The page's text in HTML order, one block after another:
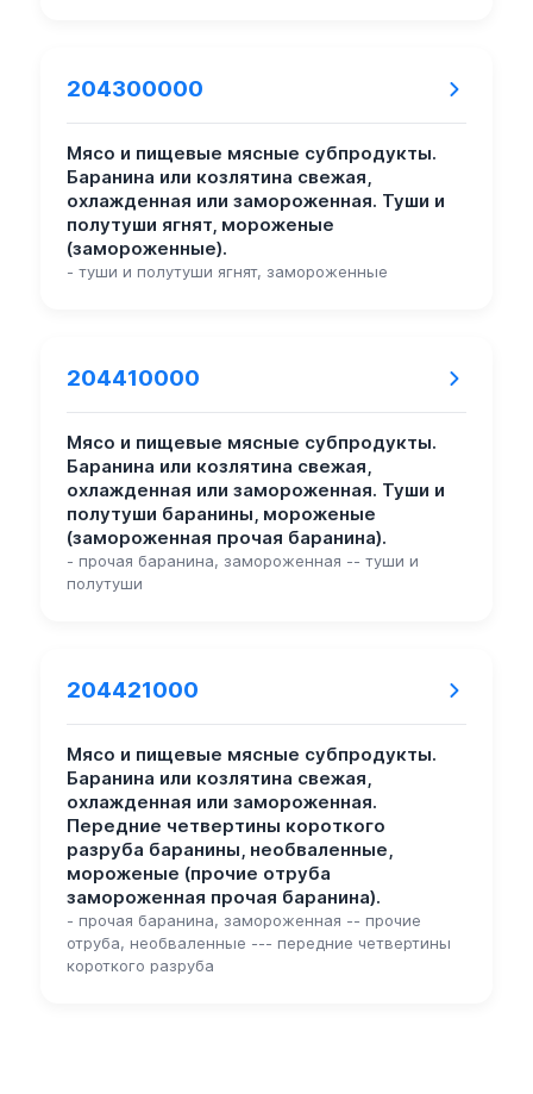
204300000
Мясо и пищевые мясные субпродукты.
Баранина или козлятина свежая,
охлажденная или замороженная. Туши и
полутуши ягнят, мороженые
(замороженные).
- туши и полутуши ягнят, замороженные
204410000
Мясо и пищевые мясные субпродукты.
Баранина или козлятина свежая,
охлажденная или замороженная. Туши и
полутуши баранины, мороженые
(замороженная прочая баранина).
- прочая баранина, замороженная -- туши и
полутуши
204421000
Мясо и пищевые мясные субпродукты.
Баранина или козлятина свежая,
охлажденная или замороженная.
Передние четвертины короткого
разруба баранины, необваленные,
мороженые (прочие отруба
замороженная прочая баранина).
- прочая баранина, замороженная -- прочие
отруба, необваленные --- передние четвертины
короткого разруба